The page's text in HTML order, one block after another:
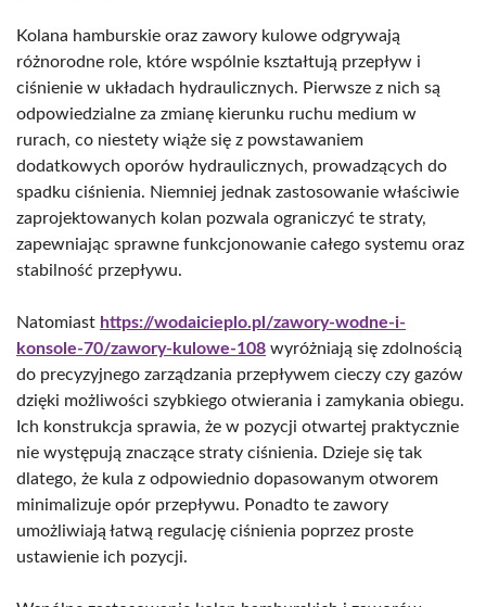
Kolana hamburskie oraz zawory kulowe odgrywają
różnorodne role, które wspólnie kształtują przepływ i
ciśnienie w układach hydraulicznych. Pierwsze z nich są
odpowiedzialne za zmianę kierunku ruchu medium w
rurach, co niestety wiąże się z powstawaniem
dodatkowych oporów hydraulicznych, prowadzących do
spadku ciśnienia. Niemniej jednak zastosowanie właściwie
zaprojektowanych kolan pozwala ograniczyć te straty,
zapewniając sprawne funkcjonowanie całego systemu oraz
stabilność przepływu.
Natomiast https://wodaicieplo.pl/zawory-wodne-i-
konsole-70/zawory-kulowe-108 wyróżniają się zdolnością
do precyzyjnego zarządzania przepływem cieczy czy gazów
dzięki możliwości szybkiego otwierania i zamykania obiegu.
Ich konstrukcja sprawia, że w pozycji otwartej praktycznie
nie występują znaczące straty ciśnienia. Dzieje się tak
dlatego, że kula z odpowiednio dopasowanym otworem
minimalizuje opór przepływu. Ponadto te zawory
umożliwiają łatwą regulację ciśnienia poprzez proste
ustawienie ich pozycji.